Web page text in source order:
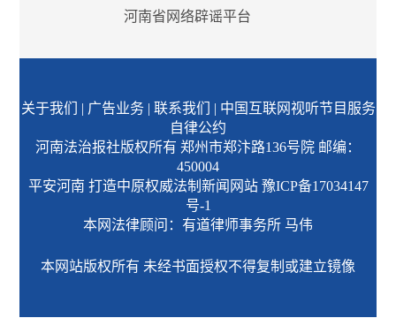
河南省网络辟谣平台
关于我们 | 广告业务| 联系我们 | 中国互联网视听节目服务
自律公约
河南法治报社版权所有 郑州市郑汴路136号院 邮编：
450004
平安河南 打造中原权威法制新闻网站 豫ICP备17034147
号-1
本网法律顾问：有道律师事务所 马伟
本网站版权所有 未经书面授权不得复制或建立镜像